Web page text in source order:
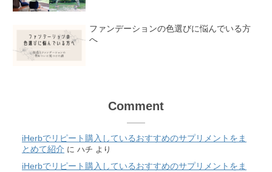
ファンデーションの色選びに悩んでいる方
へ
Comment
iHerbでリピート購入しているおすすめのサプリメントをま
とめて紹介 に ハチ より
iHerbでリピート購入しているおすすめのサプリメントをま